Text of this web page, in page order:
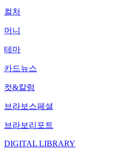
컬처
머니
테마
카드뉴스
컷&칼럼
브라보스페셜
브라보리포트
DIGITAL LIBRARY